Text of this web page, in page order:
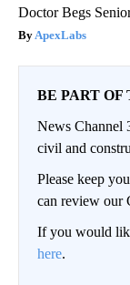
Doctor Begs
ApexLabs
BE PART OF
News Channel
civil and
Please keep
can review our
If you would
here.